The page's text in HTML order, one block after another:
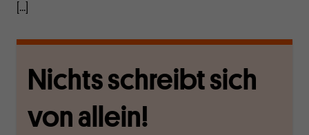
[...]
Nichts schreibt sich
von allein!